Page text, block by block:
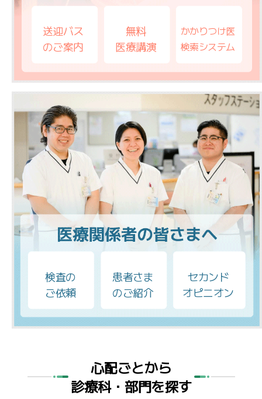
送迎バス
のご案内
無料
医療講演
かかりつけ医
検索システム
検査の
ご依頼
患者さま
のご紹介
セカンド
オピニオン
心配ごとから
診療科・部門を探す